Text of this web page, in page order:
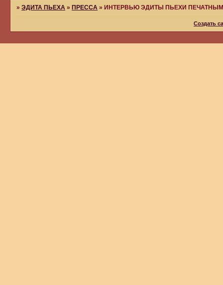
»ЭДИТА ПЬЕХА » ПРЕССА » ИНТЕРВЬЮ ЭДИТЫ ПЬЕХИ
Создать